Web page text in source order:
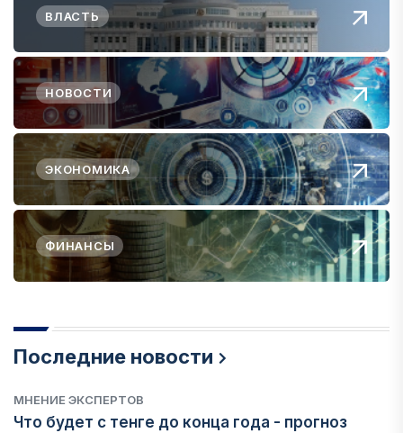
ВЛАСТЬ
НОВОСТИ
ЭКОНОМИКА
ФИНАНСЫ
Последние новости
МНЕНИЕ ЭКСПЕРТОВ
Что будет с тенге до конца года - прогноз